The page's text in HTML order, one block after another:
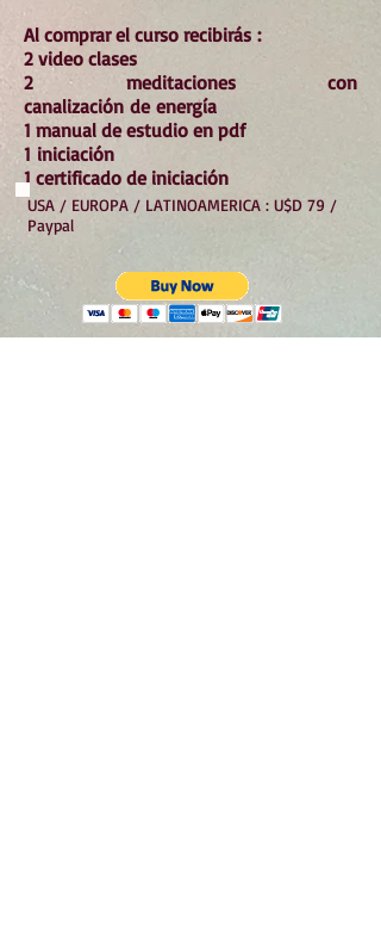
Al comprar el curso recibirás :
2 video clases
2 meditaciones con
canalización de energía
1 manual de estudio en pdf
1 iniciación
1 certificado de iniciación
USA / EUROPA / LATINOAMERICA : U$D 79 /
Paypal